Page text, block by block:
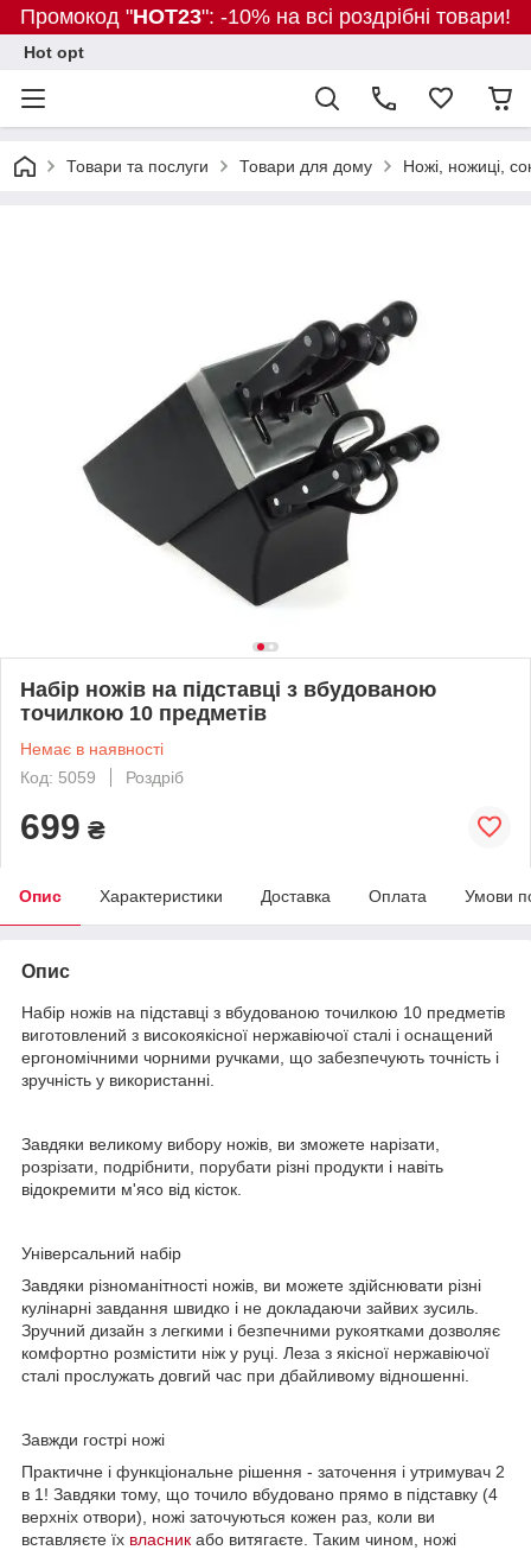
Промокод "HOT23": -10% на всі роздрібні товари!
Hot opt
Товари та послуги Товари для дому Ножі, ножиці,
Набір ножів на підставці з вбудованою
точилкою 10 предметів
Немає в наявності
Код: 5059
Роздріб
699 ₴
Опис Характеристики Доставка Оплата Умови
Опис
Набір ножів на підставці з вбудованою точилкою 10 предметів
виготовлений з високоякісної нержавіючої сталі і оснащений
ергономічними чорними ручками, що забезпечують точність і
зручність у використанні.
Завдяки великому вибору ножів, ви зможете нарізати,
розрізати, подрібнити, порубати різні продукти і навіть
відокремити м'ясо від кісток.
Універсальний набір
Завдяки різноманітності ножів, ви можете здійснювати різні
кулінарні завдання швидко і не докладаючи зайвих зусиль.
Зручний дизайн з легкими і безпечними рукоятками дозволяє
комфортно розмістити ніж у руці. Леза з якісної нержавіючої
сталі прослужать довгий час при дбайливому відношенні.
Завжди гострі ножі
Практичне і функціональне рішення - заточення і утримувач 2
в 1! Завдяки тому, що точило вбудовано прямо в підставку (4
верхніх отвори), ножі заточуються кожен раз, коли ви
вставляєте їх власник або витягаєте. Таким чином, ножі